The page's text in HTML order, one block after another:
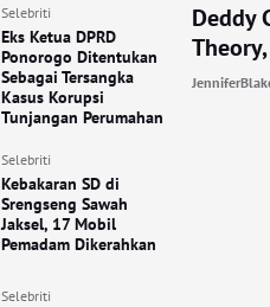
Selebriti
Eks Ketua DPRD
Ponorogo Ditentukan
Sebagai Tersangka
Kasus Korupsi
Tunjangan Perumahan
Selebriti
Kebakaran SD di
Srengseng Sawah
Jaksel, 17 Mobil
Pemadam Dikerahkan
Selebriti
Deddy